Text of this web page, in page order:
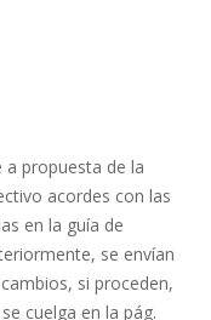
a propuesta de la
acordes con las
en la guía de
se envían
si proceden,
cuelga en la pág.